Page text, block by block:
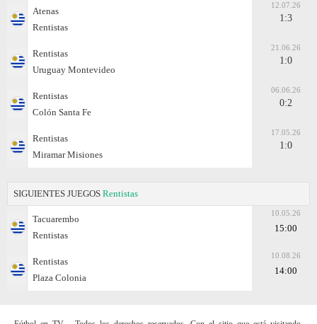
Atenas
Rentistas
12.07.26
1:3
Rentistas
Uruguay Montevideo
21.06.26
1:0
Rentistas
Colón Santa Fe
06.06.26
0:2
Rentistas
Miramar Misiones
17.05.26
1:0
SIGUIENTES JUEGOS Rentistas
Tacuarembo
Rentistas
10.05.26
15:00
Rentistas
Plaza Colonia
10.08.26
14:00